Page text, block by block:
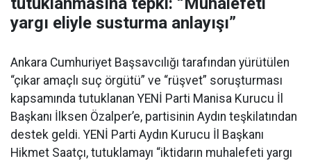
yargı eliyle susturma anlayışı”
Ankara Cumhuriyet Başsavcılığı tarafından yürütülen
“çıkar amaçlı suç örgütü” ve “rüşvet” soruşturması
kapsamında tutuklanan YENİ Parti Manisa Kurucu İl
Başkanı İlksen Özalper’e, partisinin Aydın teşkilatından
destek geldi. YENİ Parti Aydın Kurucu İl Başkanı
Hikmet Saatçı, tutuklamayı “iktidarın muhalefeti yargı